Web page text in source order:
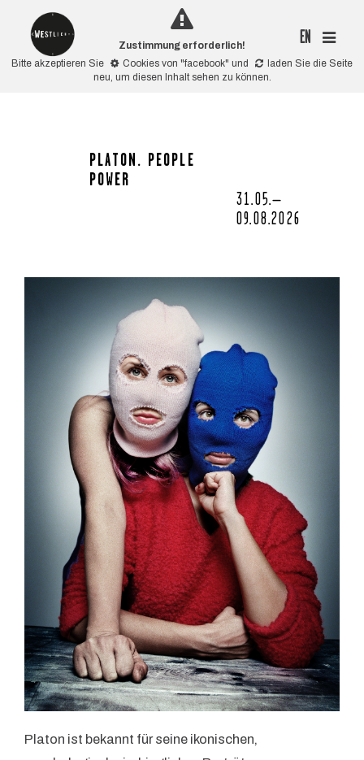
Zustimmung erforderlich!
Bitte akzeptieren Sie
Cookies von "facebook" und
laden Sie die Seite
neu, um diesen Inhalt sehen zu können.
EN
PLATON. PEOPLE
POWER
31.05.–
09.08.2026
Platon ist bekannt für seine ikonischen,